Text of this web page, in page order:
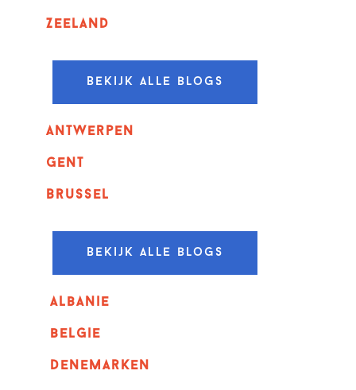
Zeeland
Bekijk alle blogs
Antwerpen
GENT
Brussel
Bekijk alle blogs
albanie
belgie
denemarken